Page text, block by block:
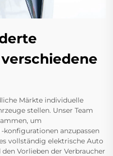
Märkte individuelle
stellen. Unser Team
um
anzupassen
vollständig elektrische Auto
Vorlieben der Verbraucher